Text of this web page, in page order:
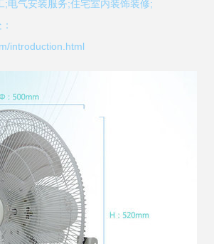
;电气安装服务;住宅室内装饰装修;
introduction.html